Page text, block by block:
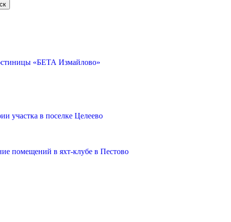
«БЕТА Измайлово»
участка в поселке Целеево
помещений в яхт-клубе в Пестово